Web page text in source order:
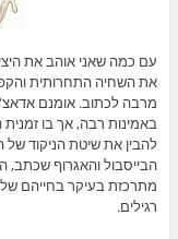
עם כמה שאני אוהב את
את השחיה התחרותית
מרבה לכתוב. אומנם
באמינות רבה, אך בו
להבין את שיטת הניקוד
הבייסבול והאגרוף שכתב,
מתרכזת בעיקר בחייהם של
רגילים.